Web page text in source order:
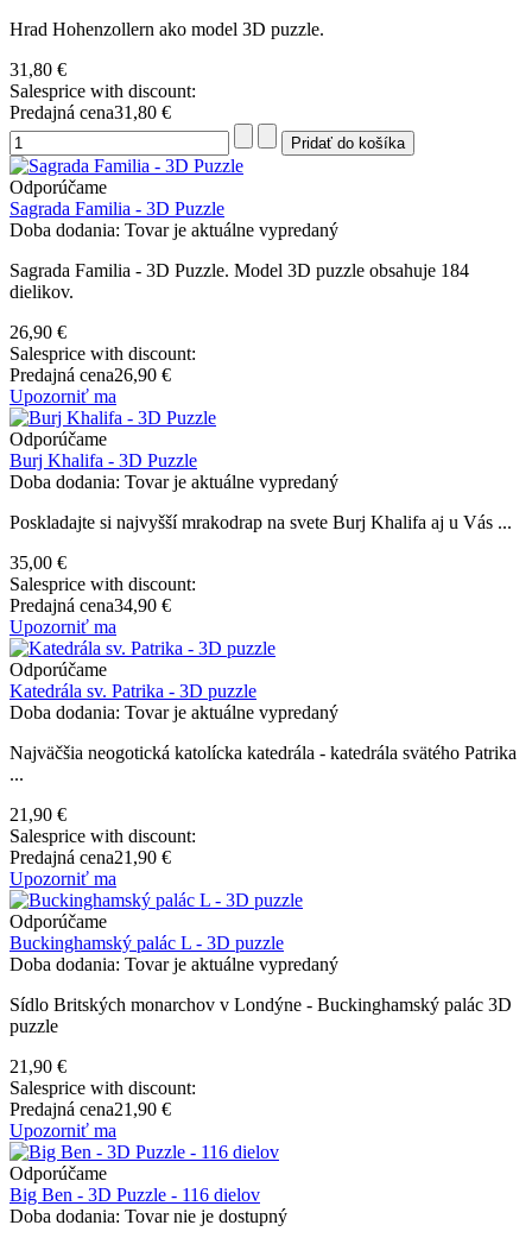
Hrad Hohenzollern ako model 3D puzzle.
31,80 €
Salesprice with discount:
Predajná cena31,80 €
Odporúčame
Sagrada Familia - 3D Puzzle
Doba dodania: Tovar je aktuálne vypredaný
Sagrada Familia - 3D Puzzle. Model 3D puzzle obsahuje 184
dielikov.
26,90 €
Salesprice with discount:
Predajná cena26,90 €
Upozorniť ma
Odporúčame
Burj Khalifa - 3D Puzzle
Doba dodania: Tovar je aktuálne vypredaný
Poskladajte si najvyšší mrakodrap na svete Burj Khalifa aj u Vás ...
35,00 €
Salesprice with discount:
Predajná cena34,90 €
Upozorniť ma
Odporúčame
Katedrála sv. Patrika - 3D puzzle
Doba dodania: Tovar je aktuálne vypredaný
Najväčšia neogotická katolícka katedrála - katedrála svätého Patrika
...
21,90 €
Salesprice with discount:
Predajná cena21,90 €
Upozorniť ma
Odporúčame
Buckinghamský palác L - 3D puzzle
Doba dodania: Tovar je aktuálne vypredaný
Sídlo Britských monarchov v Londýne - Buckinghamský palác 3D
puzzle
21,90 €
Salesprice with discount:
Predajná cena21,90 €
Upozorniť ma
Odporúčame
Big Ben - 3D Puzzle - 116 dielov
Doba dodania: Tovar nie je dostupný